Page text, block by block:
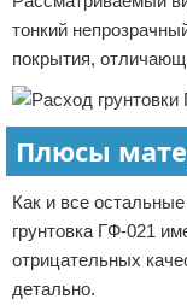
тонкий
покрытия,
Плюсы
Как и все
грунтовка ГФ-021
отрицательных
детально.